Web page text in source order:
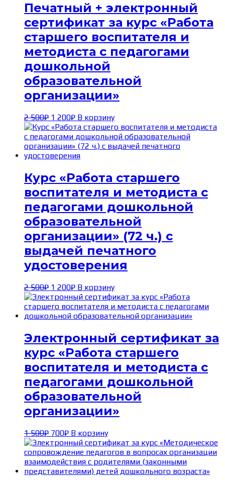
Печатный + электронный
сертификат за курс «Работа
старшего воспитателя и
методиста с педагогами
дошкольной
образовательной
организации»
2 500₽ Первоначальная
цена
составляла
2 500₽.
1 200₽Текущая
цена:
1 200₽.
В корзину
Курс «Работа старшего
воспитателя и методиста с
педагогами дошкольной
образовательной
организации» (72 ч.) с
выдачей печатного
удостоверения
2 500₽ Первоначальная
цена
составляла
2 500₽.
1 200₽Текущая
цена:
1 200₽.
В корзину
Электронный сертификат за
курс «Работа старшего
воспитателя и методиста с
педагогами дошкольной
образовательной
организации»
1 500₽ Первоначальная
цена
составляла
1 500₽.
700₽Текущая
цена:
700₽.
В корзину